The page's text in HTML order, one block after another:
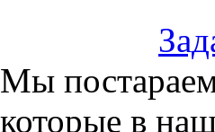
Мы
которые в